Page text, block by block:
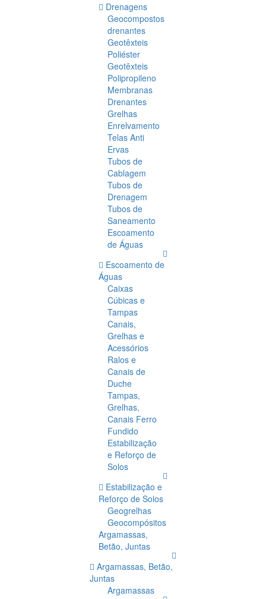
Drenagens
Geocompostos
drenantes
Geotêxteis
Poliéster
Geotêxteis
Polipropileno
Membranas
Drenantes
Grelhas
Enrelvamento
Telas Anti
Ervas
Tubos de
Cablagem
Tubos de
Drenagem
Tubos de
Saneamento
Escoamento
de Águas
Escoamento de
Águas
Caixas
Cúbicas e
Tampas
Canais,
Grelhas e
Acessórios
Ralos e
Canais de
Duche
Tampas,
Grelhas,
Canais Ferro
Fundido
Estabilização
e Reforço de
Solos
Estabilização e
Reforço de Solos
Geogrelhas
Geocompósitos
Argamassas,
Betão, Juntas
Argamassas, Betão,
Juntas
Argamassas